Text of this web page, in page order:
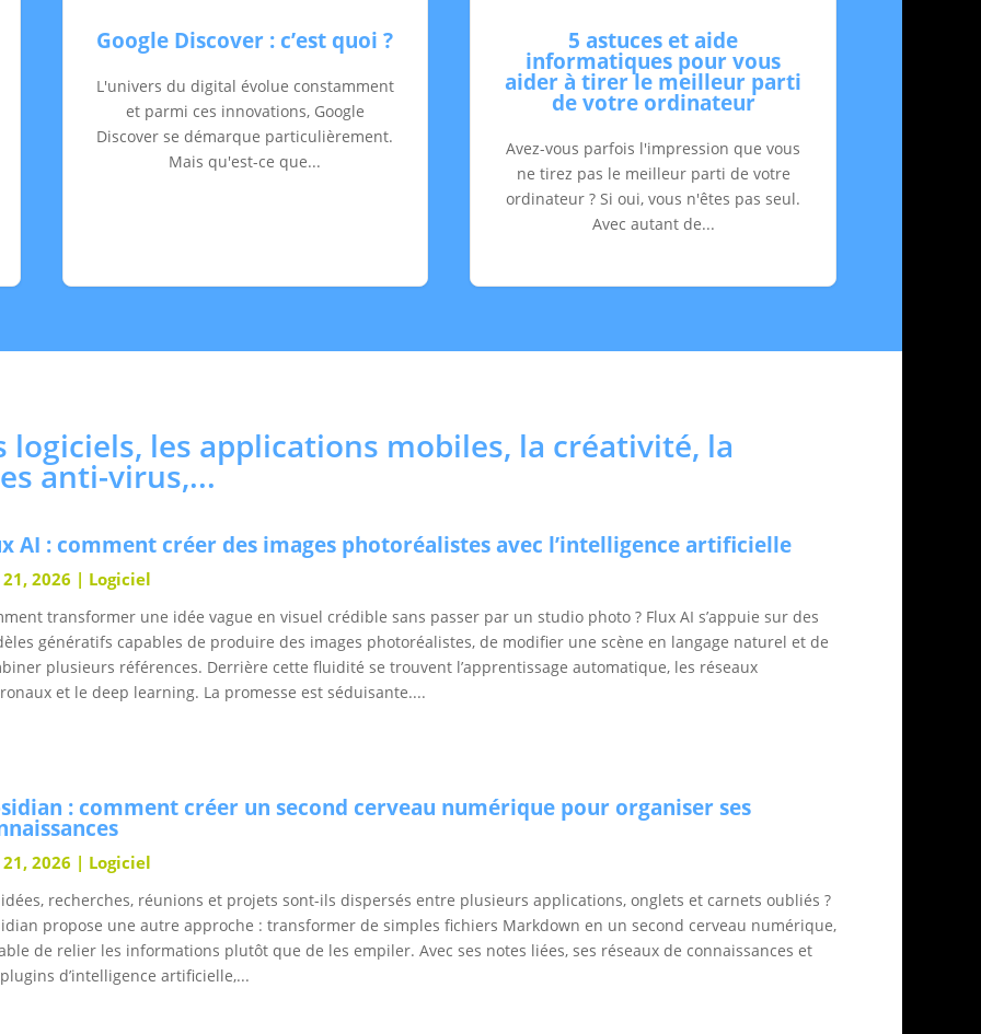
Google Discover : c’est quoi ?
L'univers du digital évolue constamment
et parmi ces innovations, Google
Discover se démarque particulièrement.
Mais qu'est-ce que...
5 astuces et aide
informatiques pour vous
aider à tirer le meilleur parti
de votre ordinateur
Avez-vous parfois l'impression que vous
ne tirez pas le meilleur parti de votre
ordinateur ? Si oui, vous n'êtes pas seul.
Avec autant de...
logiciels, les applications mobiles, la créativité, la
anti-virus,...
AI : comment créer des images photoréalistes avec l’intelligence artificielle
2026 | Logiciel
transformer une idée vague en visuel crédible sans passer par un studio photo ? Flux AI s’appuie sur des
génératifs capables de produire des images photoréalistes, de modifier une scène en langage naturel et de
plusieurs références. Derrière cette fluidité se trouvent l’apprentissage automatique, les réseaux
et le deep learning. La promesse est séduisante....
: comment créer un second cerveau numérique pour organiser ses
2026 | Logiciel
idées, recherches, réunions et projets sont-ils dispersés entre plusieurs applications, onglets et carnets oubliés ?
propose une autre approche : transformer de simples fichiers Markdown en un second cerveau numérique,
de relier les informations plutôt que de les empiler. Avec ses notes liées, ses réseaux de connaissances et
d’intelligence artificielle,...